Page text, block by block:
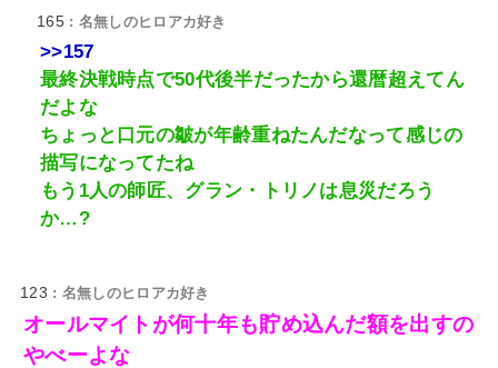
165 : 名無しのヒロアカ好き
>>157
最終決戦時点で50代後半だったから還暦超えてん
だよな
ちょっと口元の皺が年齢重ねたんだなって感じの
描写になってたね
もう1人の師匠、グラン・トリノは息災だろう
か…?
123 : 名無しのヒロアカ好き
オールマイトが何十年も貯め込んだ額を出すの
やべーよな